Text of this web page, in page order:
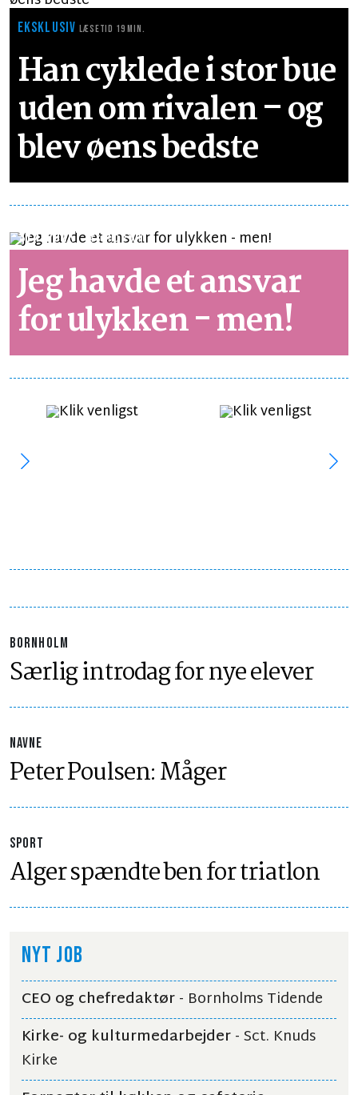
EKSKLUSIVLÆSETID 19 MIN.
Han cyklede i stor bue
uden om rivalen – og
blev øens bedste
SYNSPUNKT LÆSETID 1 MIN.
Jeg havde et ansvar
for ulykken - men!
BORNHOLM
Særlig introdag for nye elever
NAVNE
Peter Poulsen: Måger
SPORT
Alger spændte ben for triatlon
NYT JOB
CEO og chefredaktør- Bornholms Tidende
Kirke- og kulturmedarbejder- Sct. Knuds
Kirke